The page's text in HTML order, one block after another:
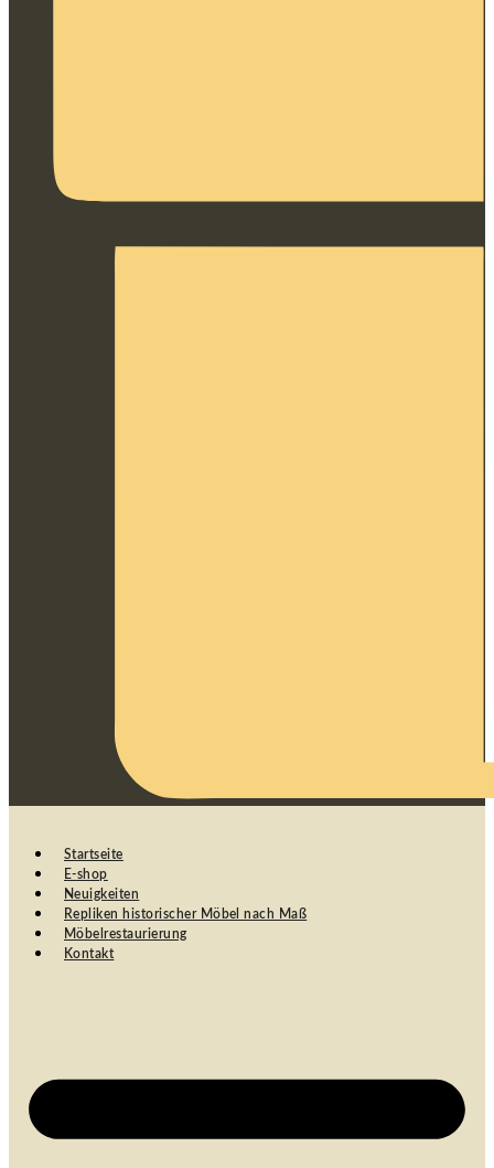
Startseite
E-shop
Neuigkeiten
Repliken historischer Möbel nach Maß
Möbelrestaurierung
Kontakt